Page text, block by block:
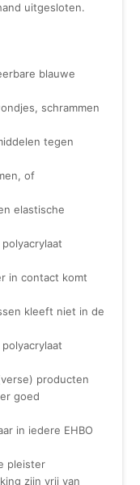
uitgesloten.
blauwe
schrammen
tegen
of
elastische
in contact komt
kleeft niet in de
producten
goed
in iedere EHBO
pleister
zijn vrij van